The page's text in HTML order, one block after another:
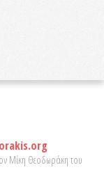
Μίκη Θεοδωράκη του